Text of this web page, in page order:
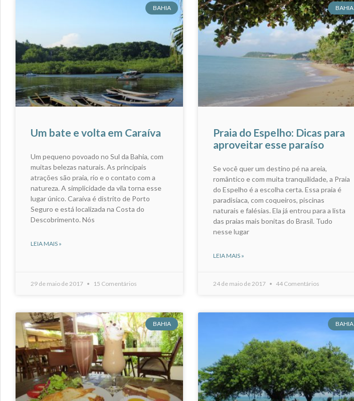
BAHIA
Um bate e volta em Caraíva
Um pequeno povoado no Sul da Bahia, com
muitas belezas naturais. As principais
atrações são praia, rio e o contato com a
natureza. A simplicidade da vila torna esse
lugar único. Caraíva é distrito de Porto
Seguro e está localizada na Costa do
Descobrimento. Nós
LEIA MAIS »
29 de maio de 2017 15 Comentários
BAHIA
Praia do Espelho: Dicas para
aproveitar esse paraíso
Se você quer um destino pé na areia,
romântico e com muita tranquilidade, a Praia
do Espelho é a escolha certa. Essa praia é
paradisíaca, com coqueiros, piscinas
naturais e falésias. Ela já entrou para a lista
das praias mais bonitas do Brasil. Tudo
nesse lugar
LEIA MAIS »
24 de maio de 2017 44 Comentários
BAHIA BAHIA